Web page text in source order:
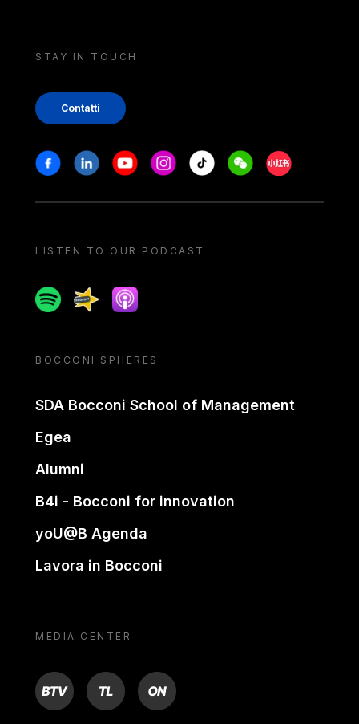
STAY IN TOUCH
Contatti
Stay in touch
FacebookLinkedinYoutubeInstagram
Tiktok WeechatXiaohongshu/
LISTEN TO OUR PODCAST
SpotifySpreakerApple podcast
BOCCONI SPHERES
SDA Bocconi School of Management
Egea
Alumni
B4i - Bocconi for innovation
yoU@B Agenda
Lavora in Bocconi
MEDIA CENTER
BTV TL ON